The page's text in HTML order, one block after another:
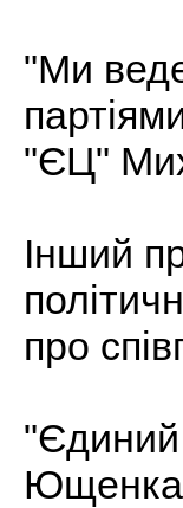
"Ми
"ЄЦ"
Інший
про
"Єдиний